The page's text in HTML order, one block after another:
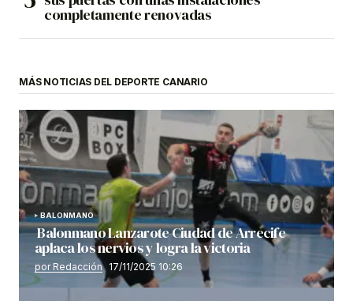
completamente renovadas
MÁS NOTICIAS DEL DEPORTE CANARIO
BALONMANO
Balonmano Lanzarote Ciudad de Arrecife
aplaca los nervios y logra la victoria
por Redacción 17/11/2025 10:26